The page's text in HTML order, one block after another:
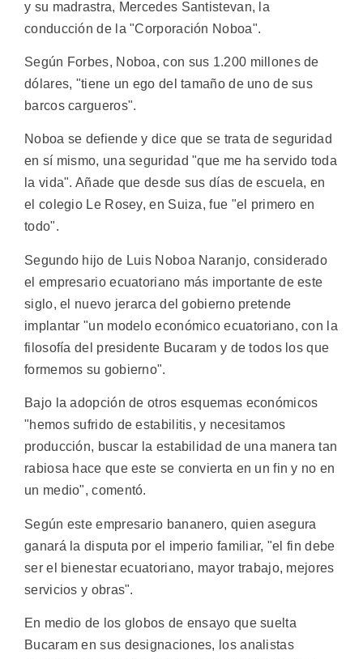
y su madrastra, Mercedes Santistevan, la
conducción de la "Corporación Noboa".
Según Forbes, Noboa, con sus 1.200 millones de
dólares, "tiene un ego del tamaño de uno de sus
barcos cargueros".
Noboa se defiende y dice que se trata de seguridad
en sí mismo, una seguridad "que me ha servido toda
la vida". Añade que desde sus días de escuela, en
el colegio Le Rosey, en Suiza, fue "el primero en
todo".
Segundo hijo de Luis Noboa Naranjo, considerado
el empresario ecuatoriano más importante de este
siglo, el nuevo jerarca del gobierno pretende
implantar "un modelo económico ecuatoriano, con la
filosofía del presidente Bucaram y de todos los que
formemos su gobierno".
Bajo la adopción de otros esquemas económicos
"hemos sufrido de estabilitis, y necesitamos
producción, buscar la estabilidad de una manera tan
rabiosa hace que este se convierta en un fin y no en
un medio", comentó.
Según este empresario bananero, quien asegura
ganará la disputa por el imperio familiar, "el fin debe
ser el bienestar ecuatoriano, mayor trabajo, mejores
servicios y obras".
En medio de los globos de ensayo que suelta
Bucaram en sus designaciones, los analistas